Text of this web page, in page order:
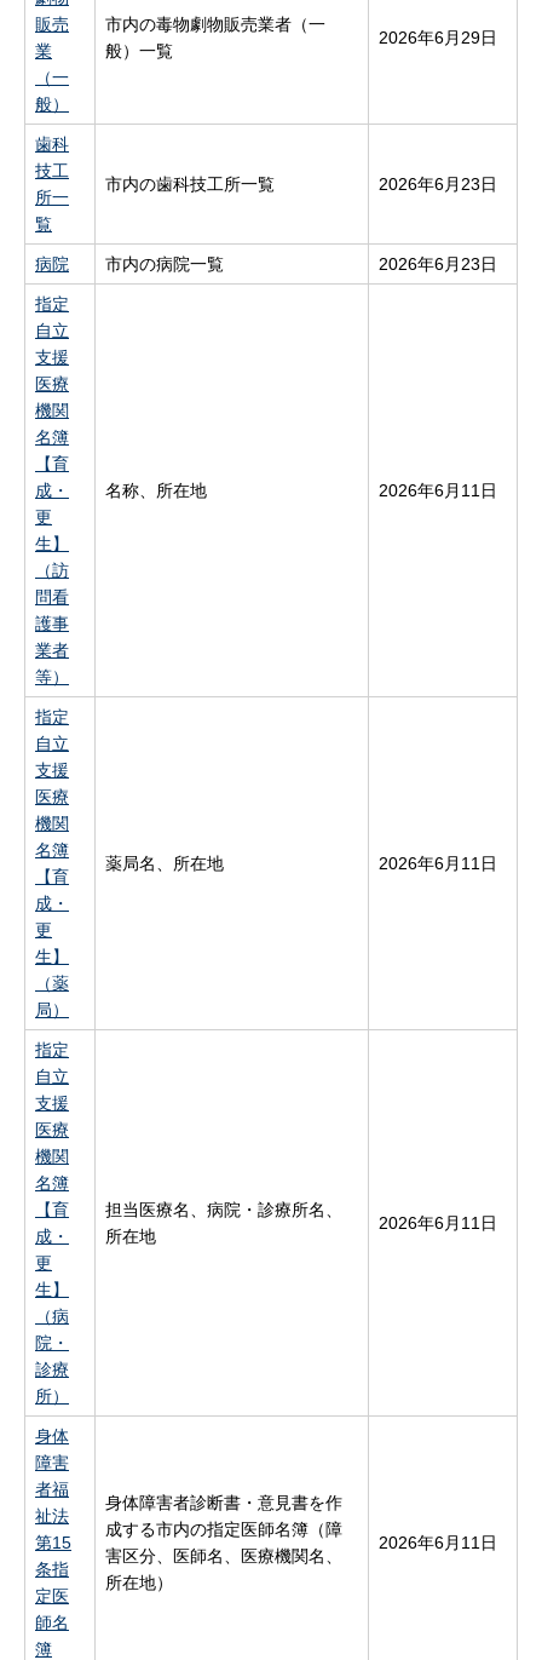
販売
業
（一
般）
市内の毒物劇物販売業者（一
般）一覧
2026年6月29日
歯科
技工
所一
覧
市内の歯科技工所一覧 2026年6月23日
病院 市内の病院一覧 2026年6月23日
指定
自立
支援
医療
機関
名簿
【育
成・
更
生】
（訪
問看
護事
業者
等）
名称、所在地 2026年6月11日
指定
自立
支援
医療
機関
名簿
【育
成・
更
生】
（薬
局）
薬局名、所在地 2026年6月11日
指定
自立
支援
医療
機関
名簿
【育
成・
更
生】
（病
院・
診療
所）
担当医療名、病院・診療所名、
所在地
2026年6月11日
身体
障害
者福
祉法
第15
条指
定医
師名
簿
身体障害者診断書・意見書を作
成する市内の指定医師名簿（障
害区分、医師名、医療機関名、
所在地）
2026年6月11日